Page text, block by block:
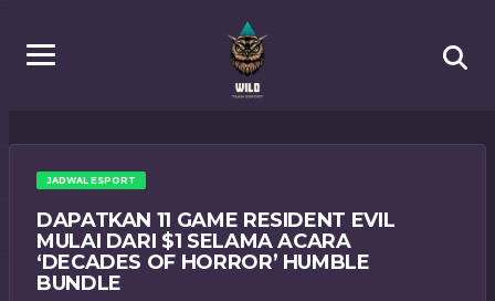
JADWAL ESPORT
DAPATKAN 11 GAME RESIDENT EVIL
MULAI DARI $1 SELAMA ACARA
‘DECADES OF HORROR’ HUMBLE
BUNDLE